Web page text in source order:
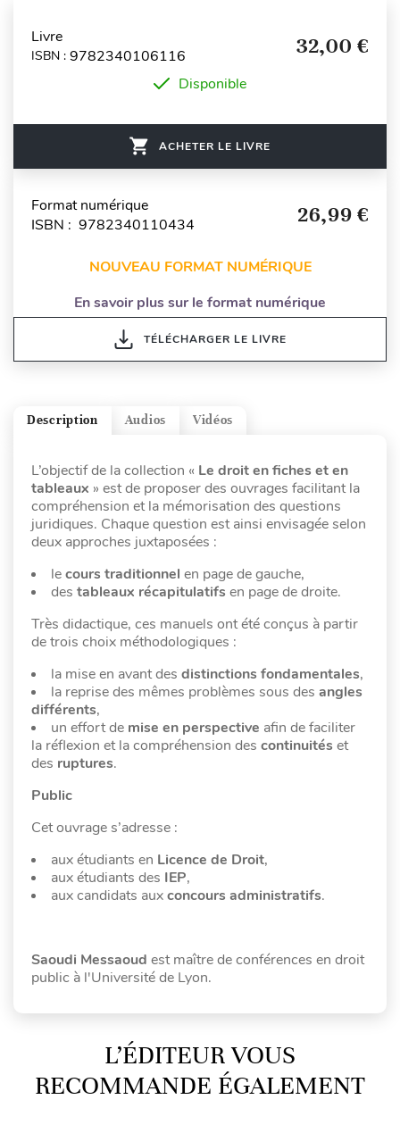
Livre
ISBN : 9782340106116 32,00 €
Disponible
ACHETER LE LIVRE
Format numérique
ISBN : 9782340110434
26,99 €
NOUVEAU FORMAT NUMÉRIQUE
En savoir plus sur le format numérique
TÉLÉCHARGER LE LIVRE
Vidéos
Audios
Description
L’objectif de la collection « Le droit en fiches et en
tableaux » est de proposer des ouvrages facilitant la
compréhension et la mémorisation des questions
juridiques. Chaque question est ainsi envisagée selon
deux approches juxtaposées :
lecours traditionnel en page de gauche,
des tableaux récapitulatifs en page de droite.
Très didactique, ces manuels ont été conçus à partir
de trois choix méthodologiques :
la mise en avant des distinctions fondamentales,
la reprise des mêmes problèmes sous des angles
différents,
un effort de mise en perspective afin de faciliter
la réflexion et la compréhension des continuités et
des ruptures.
Public
Cet ouvrage s’adresse :
aux étudiants en Licence de Droit,
aux étudiants des IEP,
aux candidats auxconcours administratifs.
Saoudi Messaoud est maître de conférences en droit
public à l'Université de Lyon.
L’ÉDITEUR VOUS
RECOMMANDE ÉGALEMENT